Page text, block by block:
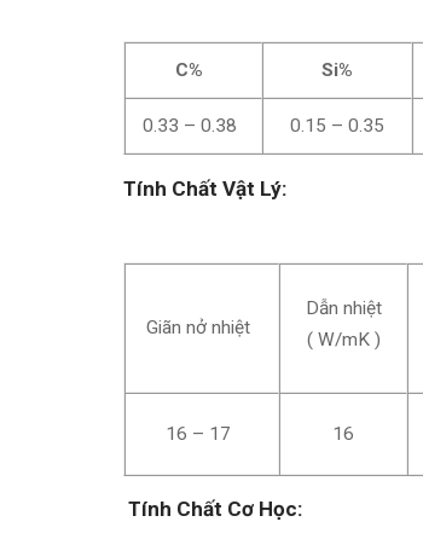
C% Si%
0.33 – 0.38 0.15 – 0.35
Tính Chất Vật Lý:
Giãn nở nhiệt
Dẫn nhiệt
( W/mK )
16 – 17 16
Tính Chất Cơ Học: